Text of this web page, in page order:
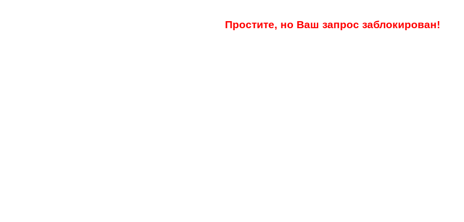
Простите, но Ваш запрос заблокирован!